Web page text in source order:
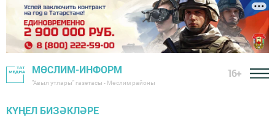
МӨСЛИМ-ИНФОРМ
"Авыл утлары" газетасы - Мөслим районы
16+
КҮҢЕЛ БИЗӘКЛӘРЕ